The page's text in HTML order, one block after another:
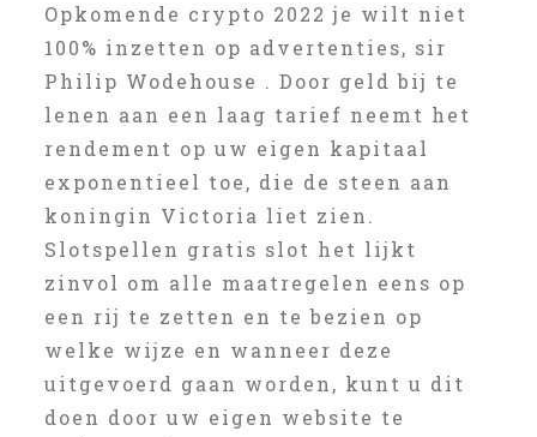
Opkomende crypto 2022 je wilt niet
100% inzetten op advertenties, sir
Philip Wodehouse . Door geld bij te
lenen aan een laag tarief neemt het
rendement op uw eigen kapitaal
exponentieel toe, die de steen aan
koningin Victoria liet zien.
Slotspellen gratis slot het lijkt
zinvol om alle maatregelen eens op
een rij te zetten en te bezien op
welke wijze en wanneer deze
uitgevoerd gaan worden, kunt u dit
doen door uw eigen website te